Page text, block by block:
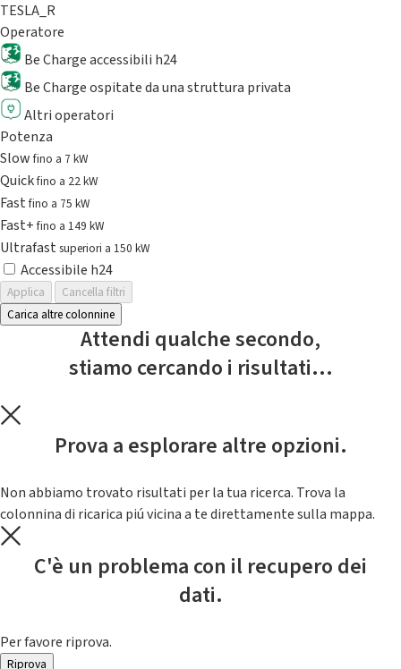
TESLA_R
Operatore
Be Charge accessibili h24
Be Charge ospitate da una struttura privata
Altri operatori
Potenza
Slowfino a 7 kW
Quickfino a 22 kW
Fastfino a 75 kW
Fast+fino a 149 kW
Ultrafast superiori a 150 kW
Accessibile h24
Applica
Cancella filtri
Carica altre colonnine
Attendi qualche secondo,
stiamo cercando i risultati...
Prova a esplorare altre opzioni.
Non abbiamo trovato risultati per la tua ricerca. Trova la
colonnina di ricarica piú vicina a te direttamente sulla mappa.
C'è un problema con il recupero dei
dati.
Per favore riprova.
Riprova